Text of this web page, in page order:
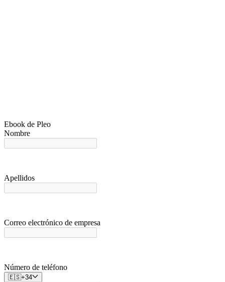
Ebook de Pleo
Nombre
Apellidos
Correo electrónico de empresa
Número de teléfono
🇪🇸+34